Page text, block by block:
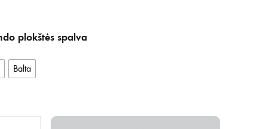
plokštės spalva
Balta